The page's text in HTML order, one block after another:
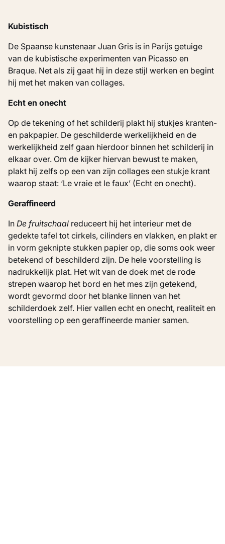
Inventarisnummer
KM 106.131
Kubistisch
De Spaanse kunstenaar Juan Gris is in Parijs getuige
van de kubistische experimenten van Picasso en
Braque. Net als zij gaat hij in deze stijl werken en begint
hij met het maken van collages.
Echt en onecht
Op de tekening of het schilderij plakt hij stukjes kranten-
en pakpapier. De geschilderde werkelijkheid en de
werkelijkheid zelf gaan hierdoor binnen het schilderij in
elkaar over. Om de kijker hiervan bewust te maken,
plakt hij zelfs op een van zijn collages een stukje krant
waarop staat: ‘Le vraie et le faux’ (Echt en onecht).
Geraffineerd
In De fruitschaal reduceert hij het interieur met de
gedekte tafel tot cirkels, cilinders en vlakken, en plakt er
in vorm geknipte stukken papier op, die soms ook weer
betekend of beschilderd zijn. De hele voorstelling is
nadrukkelijk plat. Het wit van de doek met de rode
strepen waarop het bord en het mes zijn getekend,
wordt gevormd door het blanke linnen van het
schilderdoek zelf. Hier vallen echt en onecht, realiteit en
voorstelling op een geraffineerde manier samen.